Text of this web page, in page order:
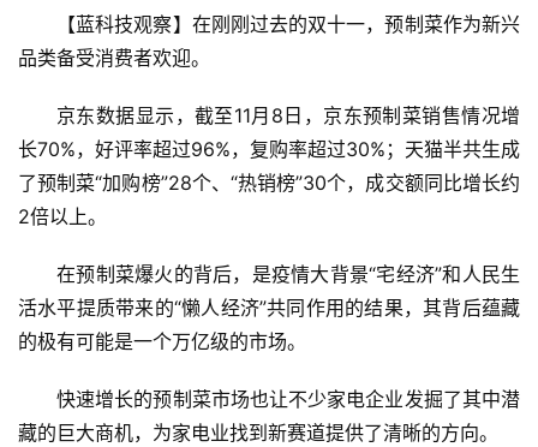
【蓝科技观察】在刚刚过去的双十一，预制菜作为新兴
品类备受消费者欢迎。
京东数据显示，截至11月8日，京东预制菜销售情况增
长70%，好评率超过96%，复购率超过30%；天猫半共生成
了预制菜“加购榜”28个、“热销榜”30个，成交额同比增长约
2倍以上。
在预制菜爆火的背后，是疫情大背景“宅经济”和人民生
活水平提质带来的“懒人经济”共同作用的结果，其背后蕴藏
的极有可能是一个万亿级的市场。
快速增长的预制菜市场也让不少家电企业发掘了其中潜
藏的巨大商机，为家电业找到新赛道提供了清晰的方向。